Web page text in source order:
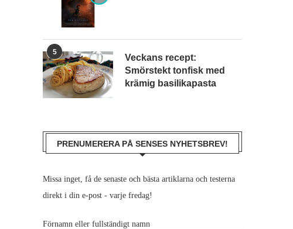
5
Veckans recept:
Smörstekt tonfisk med
krämig basilikapasta
PRENUMERERA PÅ SENSES NYHETSBREV!
Missa inget, få de senaste och bästa artiklarna och testerna
direkt i din e-post - varje fredag!
Förnamn eller fullständigt namn